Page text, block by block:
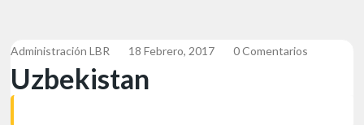
Administración LBR 18 Febrero, 2017 0 Comentarios
Uzbekistan